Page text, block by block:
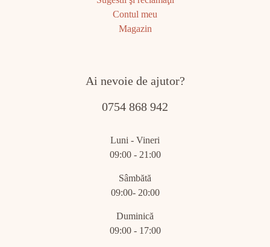
Contul meu
Magazin
Ai nevoie de ajutor?
0754 868 942
Luni - Vineri
09:00 - 21:00
Sâmbătă
09:00- 20:00
Duminică
09:00 - 17:00